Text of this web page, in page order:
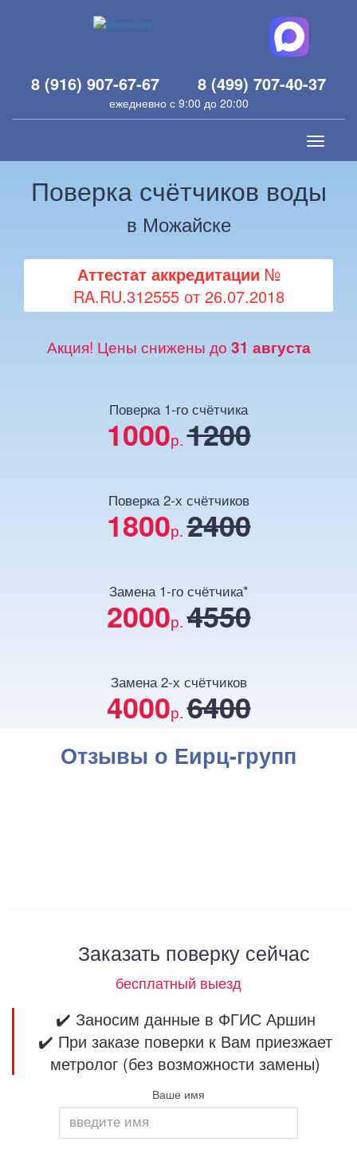
8 (916) 907-67-67 8 (499) 707-40-37
ежедневно с 9:00 до 20:00
Toggle
Поверка счётчиков воды
в Можайске
Аттестат аккредитации №
RA.RU.312555 от 26.07.2018
Акция! Цены снижены до 31 августа
Поверка 1-го счётчика
1000р. 1200
Поверка 2-х счётчиков
1800р. 2400
Замена 1-го счётчика*
2000р.4550
Замена 2-х счётчиков
4000р. 6400
Отзывы о Еирц-групп
Заказать поверку сейчас
бесплатный выезд
✔️ Заносим данные в ФГИС Аршин
✔️ При заказе поверки к Вам приезжает
метролог (без возможности замены)
Ваше имя